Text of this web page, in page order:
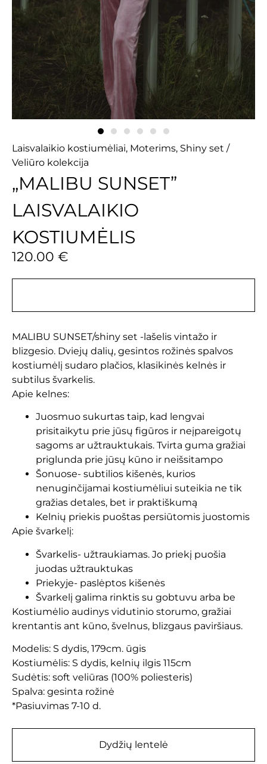
Laisvalaikio kostiumėliai, Moterims, Shiny set /
Veliūro kolekcija
„MALIBU SUNSET”
LAISVALAIKIO
KOSTIUMĖLIS
120.00 €
Dydžių lentelė
MALIBU SUNSET/shiny set -lašelis vintažo ir
blizgesio. Dviejų dalių, gesintos rožinės spalvos
kostiumėlį sudaro plačios, klasikinės kelnės ir
subtilus švarkelis.
Apie kelnes:
Juosmuo sukurtas taip, kad lengvai
prisitaikytu prie jūsų figūros ir neįpareigotų
sagoms ar užtrauktukais. Tvirta guma gražiai
priglunda prie jūsų kūno ir neišsitampo
Šonuose- subtilios kišenės, kurios
nenuginčijamai kostiumėliui suteikia ne tik
gražias detales, bet ir praktiškumą
Kelnių priekis puoštas persiūtomis juostomis
Apie švarkelį:
Švarkelis- užtraukiamas. Jo priekį puošia
juodas užtrauktukas
Priekyje- paslėptos kišenės
Švarkelį galima rinktis su gobtuvu arba be
Kostiumėlio audinys vidutinio storumo, gražiai
krentantis ant kūno, švelnus, blizgaus paviršiaus.
Modelis: S dydis, 179cm. ūgis
Kostiumėlis: S dydis, kelnių ilgis 115cm
Sudėtis: soft veliūras (100% poliesteris)
Spalva: gesinta rožinė
*Pasiuvimas 7-10 d.